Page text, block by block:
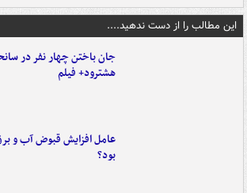
این مطالب را از دست ندهید....
جان باختن چهار نفر در
هشترود+ فیلم
عامل افزایش قبوض آب و
بود؟